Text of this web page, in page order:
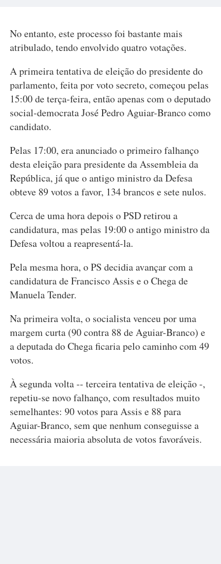
No entanto, este processo foi bastante mais
atribulado, tendo envolvido quatro votações.
A primeira tentativa de eleição do presidente do
parlamento, feita por voto secreto, começou pelas
15:00 de terça-feira, então apenas com o deputado
social-democrata José Pedro Aguiar-Branco como
candidato.
Pelas 17:00, era anunciado o primeiro falhanço
desta eleição para presidente da Assembleia da
República, já que o antigo ministro da Defesa
obteve 89 votos a favor, 134 brancos e sete nulos.
Cerca de uma hora depois o PSD retirou a
candidatura, mas pelas 19:00 o antigo ministro da
Defesa voltou a reapresentá-la.
Pela mesma hora, o PS decidia avançar com a
candidatura de Francisco Assis e o Chega de
Manuela Tender.
Na primeira volta, o socialista venceu por uma
margem curta (90 contra 88 de Aguiar-Branco) e
a deputada do Chega ficaria pelo caminho com 49
votos.
À segunda volta -- terceira tentativa de eleição -,
repetiu-se novo falhanço, com resultados muito
semelhantes: 90 votos para Assis e 88 para
Aguiar-Branco, sem que nenhum conseguisse a
necessária maioria absoluta de votos favoráveis.